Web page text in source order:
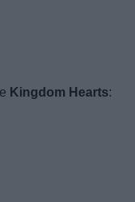
Kingdom Hearts: